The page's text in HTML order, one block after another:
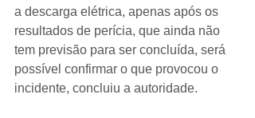
a descarga elétrica, apenas após os
resultados de perícia, que ainda não
tem previsão para ser concluída, será
possível confirmar o que provocou o
incidente, concluiu a autoridade.